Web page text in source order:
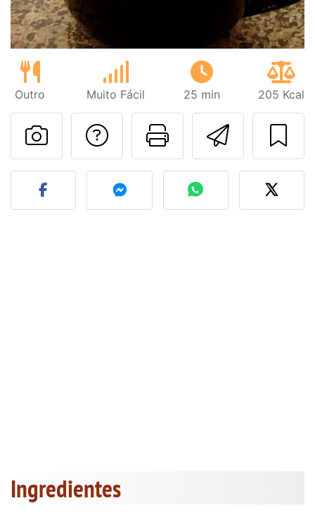
Outro Muito Fácil 25 min 205 Kcal
Imprima
Falar com o autor
Fez esta receita?
Ingredientes